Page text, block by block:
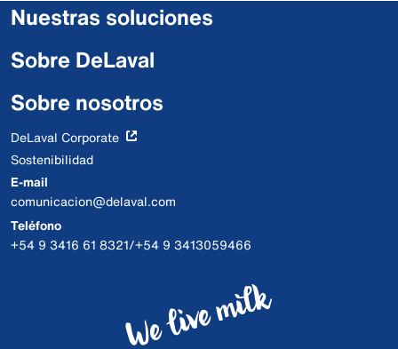
Nuestras soluciones
Sobre DeLaval
Sobre nosotros
DeLaval Corporate
Sostenibilidad
E-mail
comunicacion@delaval.com
Teléfono
+54 9 3416 61 8321/+54 9 3413059466